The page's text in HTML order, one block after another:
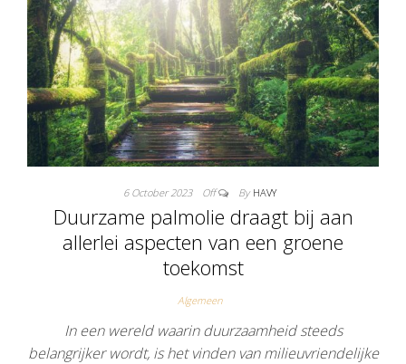
6 October 2023 Off By HAVY
Duurzame palmolie draagt bij aan
allerlei aspecten van een groene
toekomst
Algemeen
In een wereld waarin duurzaamheid steeds
belangrijker wordt, is het vinden van milieuvriendelijke